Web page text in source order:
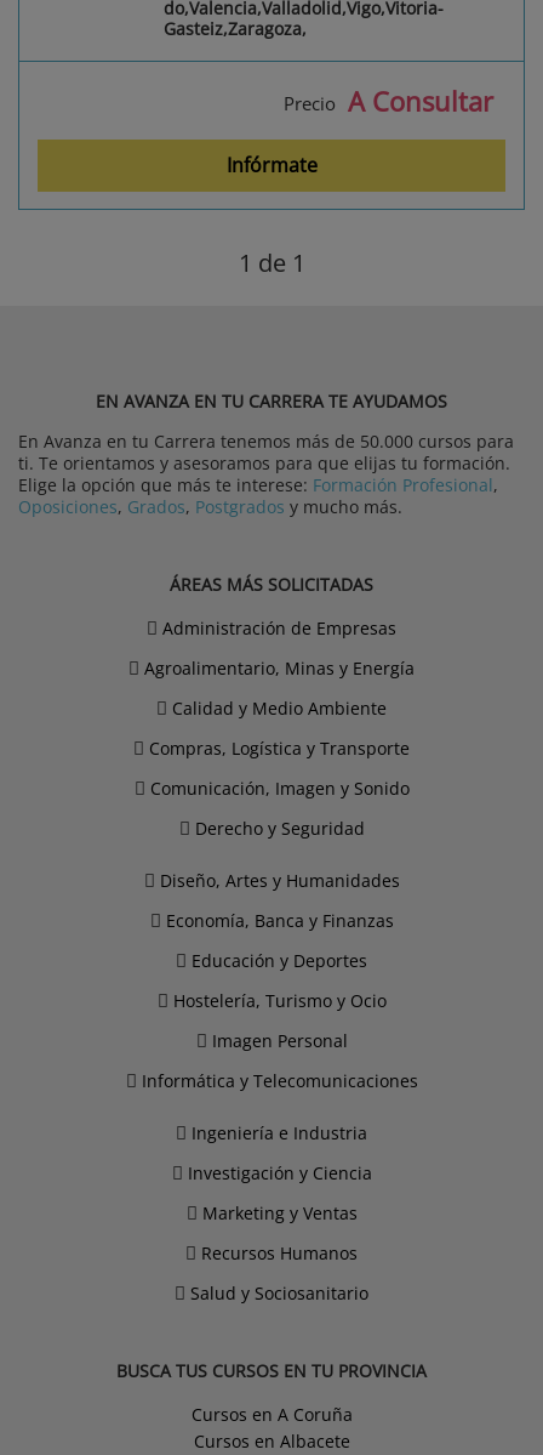
do,Valencia,Valladolid,Vigo,Vitoria-
Gasteiz,Zaragoza,
Precio A Consultar
Infórmate
1 de 1
EN AVANZA EN TU CARRERA TE AYUDAMOS
En Avanza en tu Carrera tenemos más de 50.000 cursos para
ti. Te orientamos y asesoramos para que elijas tu formación.
Elige la opción que más te interese: Formación Profesional,
Oposiciones, Grados, Postgrados y mucho más.
ÁREAS MÁS SOLICITADAS
Administración de Empresas
Agroalimentario, Minas y Energía
Calidad y Medio Ambiente
Compras, Logística y Transporte
Comunicación, Imagen y Sonido
Derecho y Seguridad
Diseño, Artes y Humanidades
Economía, Banca y Finanzas
Educación y Deportes
Hostelería, Turismo y Ocio
Imagen Personal
Informática y Telecomunicaciones
Ingeniería e Industria
Investigación y Ciencia
Marketing y Ventas
Recursos Humanos
Salud y Sociosanitario
BUSCA TUS CURSOS EN TU PROVINCIA
Cursos en A Coruña
Cursos en Albacete